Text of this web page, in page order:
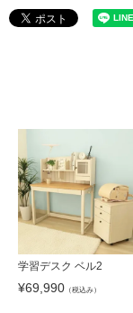
学習デスク ベル2
¥69,990 （税込み）